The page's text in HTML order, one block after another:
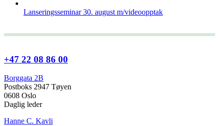
Lanseringsseminar 30. august m/videoopptak
+47 22 08 86 00
Borggata 2B
Postboks 2947 Tøyen
0608 Oslo
Daglig leder
Hanne C. Kavli